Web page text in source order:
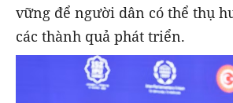
vững để người dân có thể thụ
các thành quả phát triển.